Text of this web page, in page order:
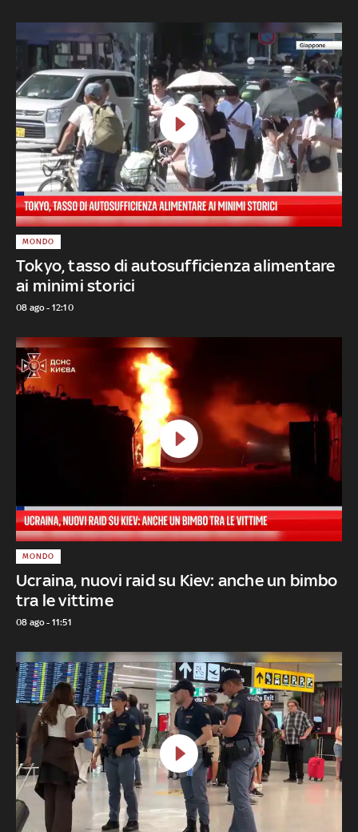
Tokyo, tasso di autosufficienza alimentare
ai minimi storici
MONDO
08 ago - 12:10
Ucraina, nuovi raid su Kiev: anche un bimbo
tra le vittime
MONDO
08 ago - 11:51